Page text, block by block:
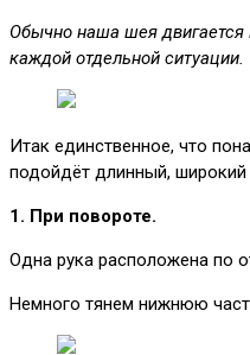
Обычно наша шея двигается
каждой отдельной ситуации.
Итак единственное, что
подойдёт длинный, широкий
1. При повороте.
Одна рука расположена по
Немного тянем нижнюю